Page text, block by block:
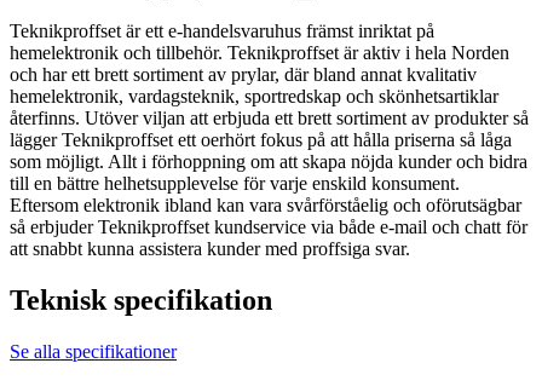
Teknikproffset är ett e-handelsvaruhus främst inriktat på
hemelektronik och tillbehör. Teknikproffset är aktiv i hela Norden
och har ett brett sortiment av prylar, där bland annat kvalitativ
hemelektronik, vardagsteknik, sportredskap och skönhetsartiklar
återfinns. Utöver viljan att erbjuda ett brett sortiment av produkter så
lägger Teknikproffset ett oerhört fokus på att hålla priserna så låga
som möjligt. Allt i förhoppning om att skapa nöjda kunder och bidra
till en bättre helhetsupplevelse för varje enskild konsument.
Eftersom elektronik ibland kan vara svårförståelig och oförutsägbar
så erbjuder Teknikproffset kundservice via både e-mail och chatt för
att snabbt kunna assistera kunder med proffsiga svar.
Teknisk specifikation
Se alla specifikationer